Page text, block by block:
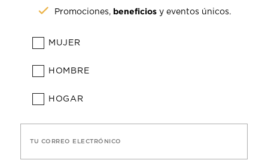
Promociones, beneficios y eventos únicos.
MUJER
HOMBRE
HOGAR
TU CORREO ELECTRÓNICO